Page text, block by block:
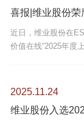
近日，维业股份在
价值在线“2025年度
2025.11.24
维业股份入选